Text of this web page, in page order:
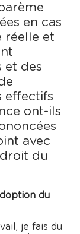
en cas
réelle et
et des
effectifs
ont-ils
avec
du
du
je fais du